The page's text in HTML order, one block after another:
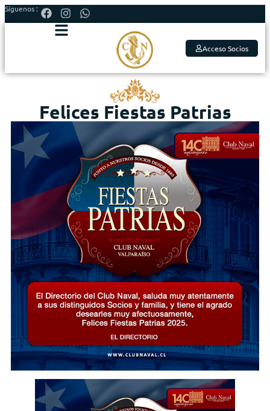
Síguenos :
Acceso Socios
Felices Fiestas Patrias